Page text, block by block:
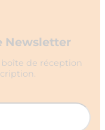
Newsletter
de réception